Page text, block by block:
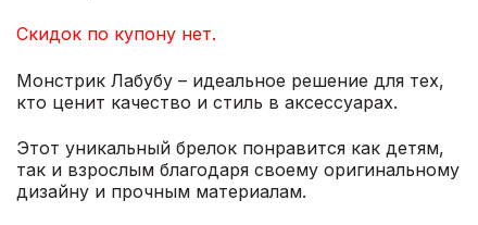
Скидок по купону нет.
Монстрик Лабубу – идеальное решение для тех,
кто ценит качество и стиль в аксессуарах.
Этот уникальный брелок понравится как детям,
так и взрослым благодаря своему оригинальному
дизайну и прочным материалам.